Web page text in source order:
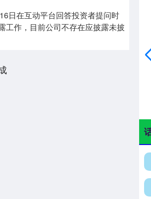
日在互动平台回答投资者提问时
工作，目前公司不存在应披露未披